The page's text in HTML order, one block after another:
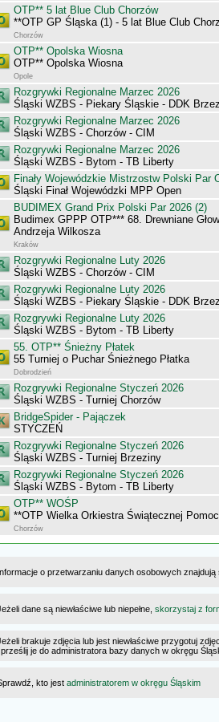
OTP** 5 lat Blue Club Chorzów
**OTP GP Śląska (1) - 5 lat Blue Club
Chorzów
OTP** Opolska Wiosna
OTP** Opolska Wiosna
Opole
Rozgrywki Regionalne Marzec 2026
Śląski WZBS - Piekary Śląskie - DDK
Rozgrywki Regionalne Marzec 2026
Śląski WZBS - Chorzów - CIM
Rozgrywki Regionalne Marzec 2026
Śląski WZBS - Bytom - TB Liberty
Finały Wojewódzkie Mistrzostw Polski Par
Śląski Finał Wojewódzki MPP Open
BUDIMEX Grand Prix Polski Par 2026 (2)
Budimex GPPP OTP*** 68. Drewniane
Andrzeja Wilkosza
Kraków
Rozgrywki Regionalne Luty 2026
Śląski WZBS - Chorzów - CIM
Rozgrywki Regionalne Luty 2026
Śląski WZBS - Piekary Śląskie - DDK
Rozgrywki Regionalne Luty 2026
Śląski WZBS - Bytom - TB Liberty
55. OTP** Śnieżny Płatek
55 Turniej o Puchar Śnieżnego Płatka
Dobrodzień
Rozgrywki Regionalne Styczeń 2026
Śląski WZBS - Turniej Chorzów
BridgeSpider - Pajączek
STYCZEŃ
Rozgrywki Regionalne Styczeń 2026
Śląski WZBS - Turniej Brzeziny
Rozgrywki Regionalne Styczeń 2026
Śląski WZBS - Bytom - TB Liberty
OTP** WOŚP
**OTP Wielka Orkiestra Świątecznej
Chorzów
o przetwarzaniu danych osobowych
dane są niewłaściwe lub niepełne, skorzystaj z
brakuje zdjęcia lub jest niewłaściwe przygotuj
je do administratora bazy danych w okręgu
kto jest administratorem w okręgu Śląskim